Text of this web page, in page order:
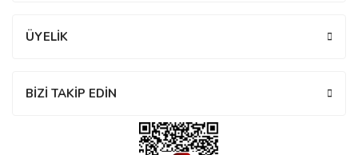
ÜYELİK
BİZİ TAKİP EDİN